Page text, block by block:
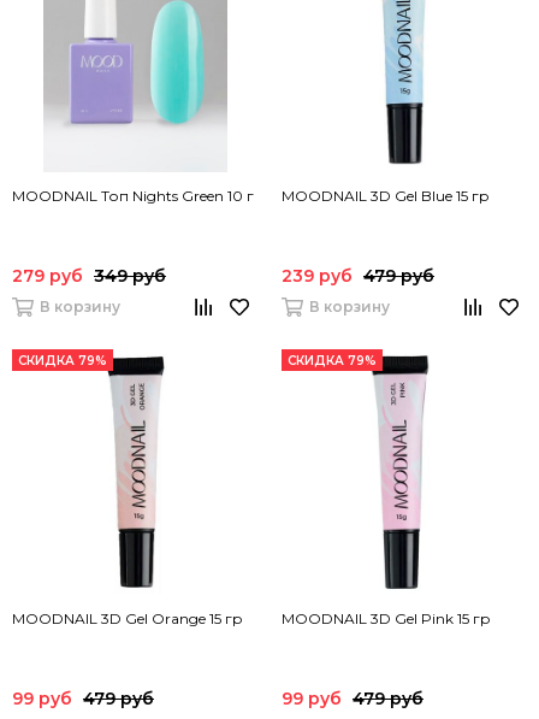
MOODNAIL Топ Nights Green 10 г
279 руб 349 руб
В корзину
MOODNAIL 3D Gel Blue 15 гр
239 руб 479 руб
В корзину
СКИДКА 79%
MOODNAIL 3D Gel Orange 15 гр
99 руб 479 руб
СКИДКА 79%
MOODNAIL 3D Gel Pink 15 гр
99 руб 479 руб